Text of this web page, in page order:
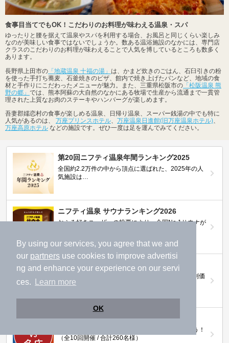
By using our services, you agree that we and
our partners use cookies to improve advertisi
ng and enhance your experience on our servi
ces.
Learn more
OK
食事目当てでもOK！こだわりのお料理が味わえる温泉・スパ
ゆったりと腰を据えて温泉やスパを利用する場合、お風呂と同じくらい楽しみ
なのが美味しい食事ではないでしょうか。数ある温浴施設のなかには、専門店
クラスのこだわりのお料理が味わえることで人気を博しているところも数多く
あります。
長野県上田市の 「地蔵温泉 十福の湯」 は、かまど炊きのごはん、石臼引きの粉
を使った手打ち蕎麦、石釜焼きのピザ、館内で焼き上げたパンなど、地域の食
材と手作りにこだわったメニューが魅力。また、三重県松阪市の 「松阪温泉 熊
野の郷」 では、熊本阿蘇の大自然のなかにある牧場で生産から流通まで一貫管
理された上質なお肉のステーキやハンバーグが楽しめます。
吾妻郡嬬恋村の食事が楽しめる温泉、日帰り温泉、スーパー銭湯の中でも特に
人気があるのは、 万座プリンスホテル 万座温泉日進館(旧万座温泉ホテル)
万座高原ホテル などの施設です。ぜひ一度は足を運んでみてください。
第20回ニフティ温泉年間ランキング2025
全国約2.2万件の中から頂点に選ばれた、2025年の人
気施設は…
ニフティ温泉 サウナランキング2026
おふろ好きユーザーの投票により、全国No.1サウナが
ニフティ温泉プレミアムクーポン
ノジマモバイル会員向け 通常よりもお得な「特別価
格」で人気の温泉を満喫できる！
【ニフティ温泉 百名湯2026】
行ってみたい施設に投票してプレゼントを当てよう！
（全10回開催 / 合計260名様）